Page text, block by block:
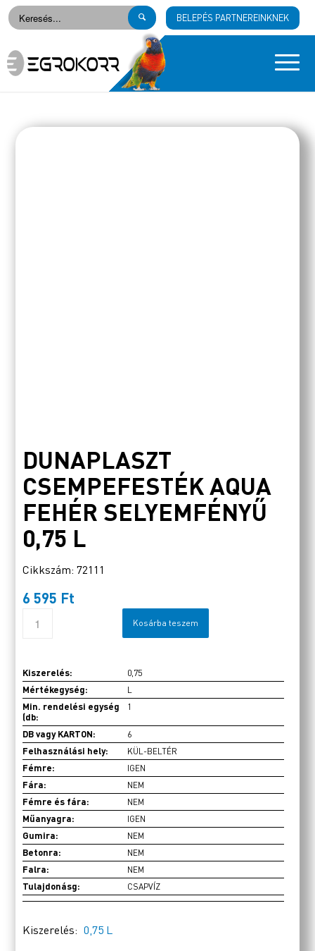
BELEPÉS PARTNEREINKNEK
DUNAPLASZT
CSEMPEFESTÉK AQUA
FEHÉR SELYEMFÉNYŰ
0,75 L
Cikkszám: 72111
6 595 Ft
Kosárba teszem
Kiszerelés: 0,75
Mértékegység: L
Min. rendelési egység
(db:
1
DB vagy KARTON: 6
Felhasználási hely: KÜL-BELTÉR
Fémre: IGEN
Fára: NEM
Fémre és fára: NEM
Műanyagra: IGEN
Gumira: NEM
Betonra: NEM
Falra: NEM
Tulajdonásg: CSAPVÍZ
Kiszerelés: 0,75 L